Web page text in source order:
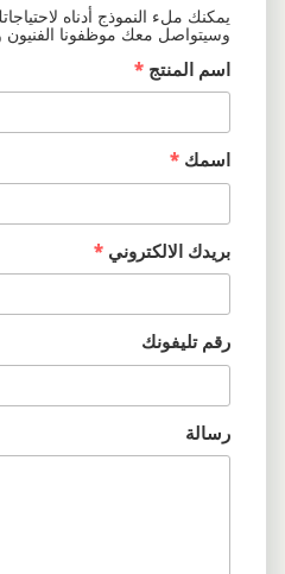
يمكنك ملء النموذج أدناه
وسيتواصل معك موظفونا الفنيون
اسم المنتج *
اسمك *
بريدك الالكتروني *
رقم تليفونك
رسالة